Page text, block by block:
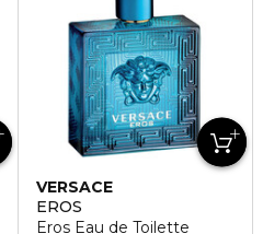
VERSACE
EROS
Eros Eau de Toilette